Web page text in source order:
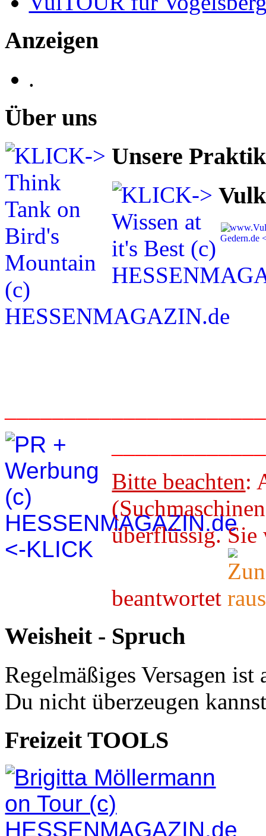
Anzeigen
.
Über uns
Unsere
Bitte beachten:
überflüssig.
beantwortet
Weisheit - Spruch
Regelmäßiges Versagen
Du nicht überzeugen
Freizeit TOOLS